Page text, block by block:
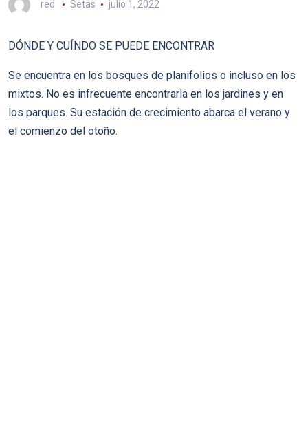
red Setas julio 1, 2022
DÓNDE Y CUÍNDO SE PUEDE ENCONTRAR
Se encuentra en los bosques de planifolios o incluso en los
mixtos. No es infrecuente encontrarla en los jardines y en
los parques. Su estación de crecimiento abarca el verano y
el comienzo del otoño.